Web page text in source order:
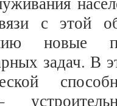
с этой
новые
задач. В